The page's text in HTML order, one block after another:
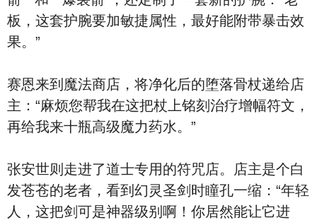
板，这套护腕要加敏捷属性，最好能附带暴击效
果。”
赛恩来到魔法商店，将净化后的堕落骨杖递给店
主：“麻烦您帮我在这把杖上铭刻治疗增幅符文，
再给我来十瓶高级魔力药水。”
张安世则走进了道士专用的符咒店。店主是个白
发苍苍的老者，看到幻灵圣剑时瞳孔一缩：“年轻
人，这把剑可是神器级别啊！你居然能让它进